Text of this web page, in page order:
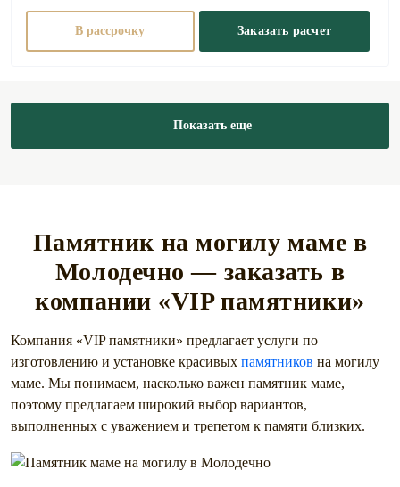
В рассрочку Заказать расчет
Показать еще
Памятник на могилу маме в
Молодечно — заказать в
компании «VIP памятники»
Компания «VIP памятники» предлагает услуги по
изготовлению и установке красивых памятников на могилу
маме. Мы понимаем, насколько важен памятник маме,
поэтому предлагаем широкий выбор вариантов,
выполненных с уважением и трепетом к памяти близких.